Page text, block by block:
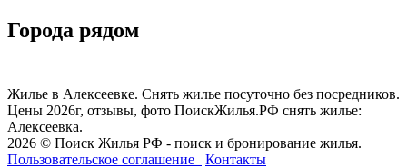
Города рядом
Жилье в Алексеевке. Снять жилье посуточно без посредников.
Цены 2026г, отзывы, фото ПоискЖилья.РФ снять жилье:
Алексеевка.
2026 © Поиск Жилья РФ - поиск и бронирование жилья.
Пользовательское соглашение
Контакты